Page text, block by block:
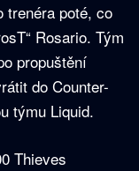
trenéra poté, co
Rosario. Tým
propuštění
do Counter-
týmu Liquid.
Thieves